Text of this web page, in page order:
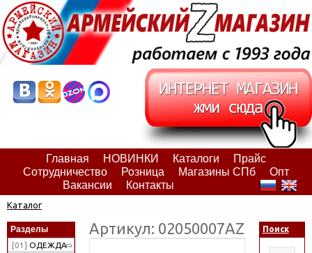
Главная НОВИНКИ Каталоги
Прайс
Сотрудничество
Розница Магазины СПб
Опт
Вакансии
Контакты
Каталог
Разделы
[01] ОДЕЖДА
Артикул: 02050007АZ Поиск